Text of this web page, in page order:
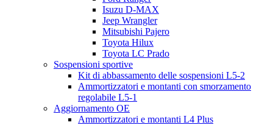
Isuzu D-MAX
Jeep Wrangler
Mitsubishi Pajero
Toyota Hilux
Toyota LC Prado
Sospensioni sportive
Kit di abbassamento delle sospensioni L5-2
Ammortizzatori e montanti con smorzamento
regolabile L5-1
Aggiornamento OE
Ammortizzatori e montanti L4 Plus